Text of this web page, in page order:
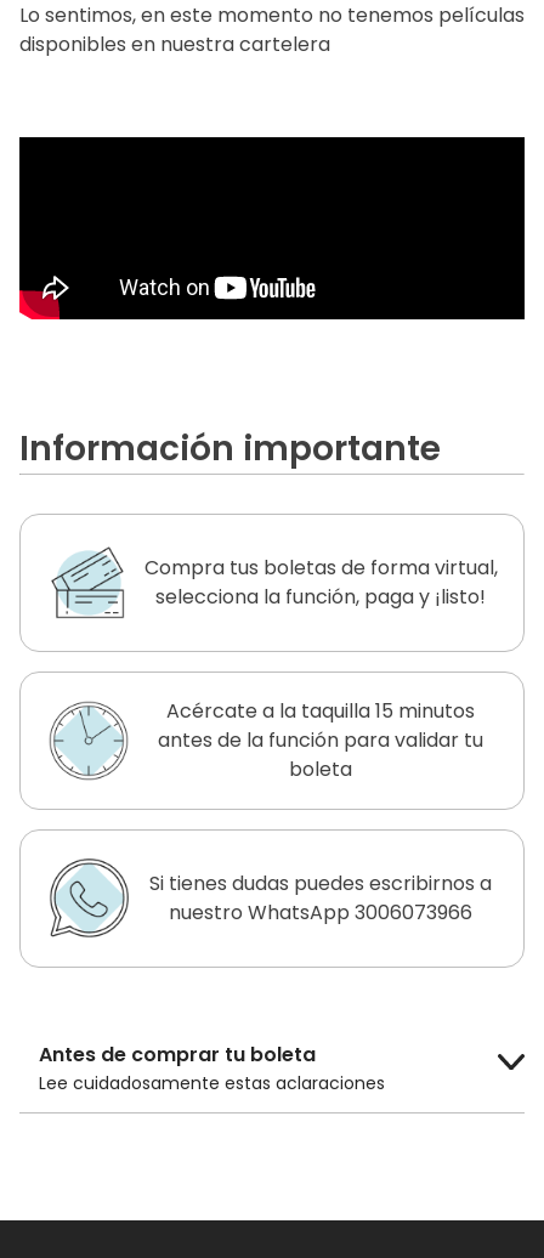
Lo sentimos, en este momento no tenemos películas
disponibles en nuestra cartelera
Información importante
Compra tus boletas de forma virtual,
selecciona la función, paga y ¡listo!
Acércate a la taquilla 15 minutos
antes de la función para validar tu
boleta
Si tienes dudas puedes escribirnos a
nuestro WhatsApp 3006073966
Antes de comprar tu boleta
Lee cuidadosamente estas aclaraciones
menores de 12 años y estudiantes con